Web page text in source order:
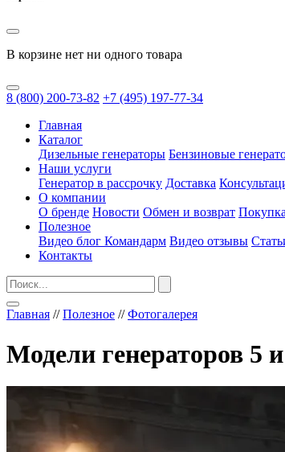
В корзине нет ни одного товара
8 (800) 200-73-82 +7 (495) 197-77-34
Главная
Каталог
Дизельные генераторы Бензиновые
Наши услуги
Генератор в рассрочку Доставка
О компании
О бренде Новости Обмен и возврат
Полезное
Видео блог Командарм Видео отзывы
Контакты
Главная //Полезное //Фотогалерея
Модели генераторов 5